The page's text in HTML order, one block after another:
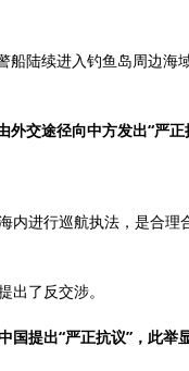
陆续进入钓鱼岛周边海
交途径向中方发出“严正
内进行巡航执法，是合理
了反交涉。
提出“严正抗议”，此举